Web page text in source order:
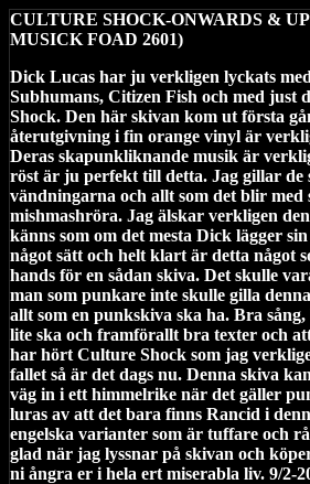
CULTURE SHOCK-ONWARDS &
MUSICK FOAD 2601)
Dick Lucas har ju verkligen lyckats
Subhumans, Citizen Fish och med just
Shock. Den här skivan kom ut första
återutgivning i fin orange vinyl är
Deras skapunkliknande musik är
röst är ju perfekt till detta. Jag gillar de
vändningarna och allt som det blir med
mishmashröra. Jag älskar verkligen
känns som om det mesta Dick lägger
något sätt och helt klart är detta något
hands för en sådan skiva. Det skulle
man som punkare inte skulle gilla
allt som en punkskiva ska ha. Bra
lite ska och framförallt bra texter och
har hört Culture Shock som jag
fallet så är det dags nu. Denna skiva
väg in i ett himmelrike när det gäller
luras av att det bara finns Rancid i
engelska varianter som är tuffare och
glad när jag lyssnar på skivan och
ni ångra er i hela ert miserabla liv. 9/2-